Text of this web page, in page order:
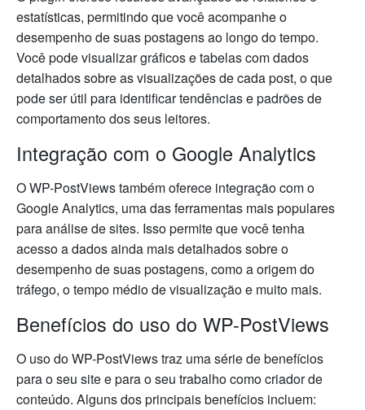
estatísticas, permitindo que você acompanhe o
desempenho de suas postagens ao longo do tempo.
Você pode visualizar gráficos e tabelas com dados
detalhados sobre as visualizações de cada post, o que
pode ser útil para identificar tendências e padrões de
comportamento dos seus leitores.
Integração com o Google Analytics
O WP-PostViews também oferece integração com o
Google Analytics, uma das ferramentas mais populares
para análise de sites. Isso permite que você tenha
acesso a dados ainda mais detalhados sobre o
desempenho de suas postagens, como a origem do
tráfego, o tempo médio de visualização e muito mais.
Benefícios do uso do WP-PostViews
O uso do WP-PostViews traz uma série de benefícios
para o seu site e para o seu trabalho como criador de
conteúdo. Alguns dos principais benefícios incluem: